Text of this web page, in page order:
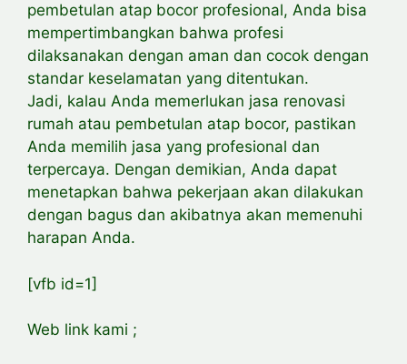
pembetulan atap bocor profesional, Anda bisa
mempertimbangkan bahwa profesi
dilaksanakan dengan aman dan cocok dengan
standar keselamatan yang ditentukan.
Jadi, kalau Anda memerlukan jasa renovasi
rumah atau pembetulan atap bocor, pastikan
Anda memilih jasa yang profesional dan
terpercaya. Dengan demikian, Anda dapat
menetapkan bahwa pekerjaan akan dilakukan
dengan bagus dan akibatnya akan memenuhi
harapan Anda.
[vfb id=1]
Web link kami ;